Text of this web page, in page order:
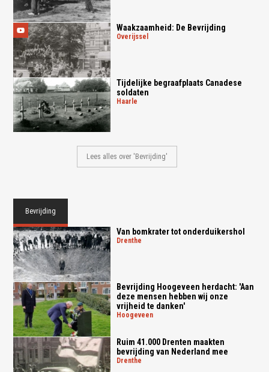
Waakzaamheid: De Bevrijding
overijssel
Tijdelijke begraafplaats Canadese
soldaten
haarle
Lees alles over 'Bevrijding'
Bevrijding
Van bomkrater tot onderduikershol
drenthe
Bevrijding Hoogeveen herdacht: 'Aan
deze mensen hebben wij onze
vrijheid te danken'
hoogeveen
Ruim 41.000 Drenten maakten
bevrijding van Nederland mee
drenthe